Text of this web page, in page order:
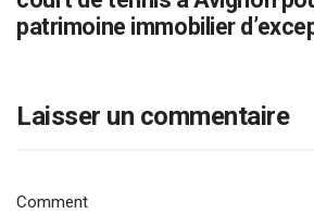
patrimoine immobilier
Laisser un commentaire
Comment